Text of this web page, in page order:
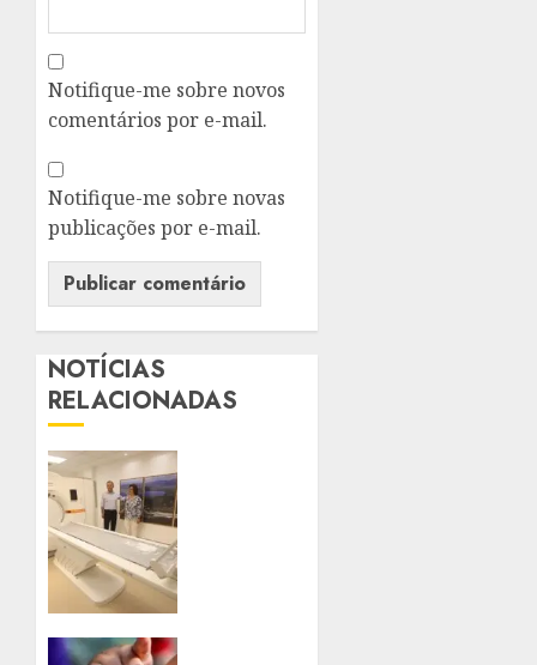
Notifique-me sobre novos
comentários por e-mail.
Notifique-me sobre novas
publicações por e-mail.
NOTÍCIAS
RELACIONADAS